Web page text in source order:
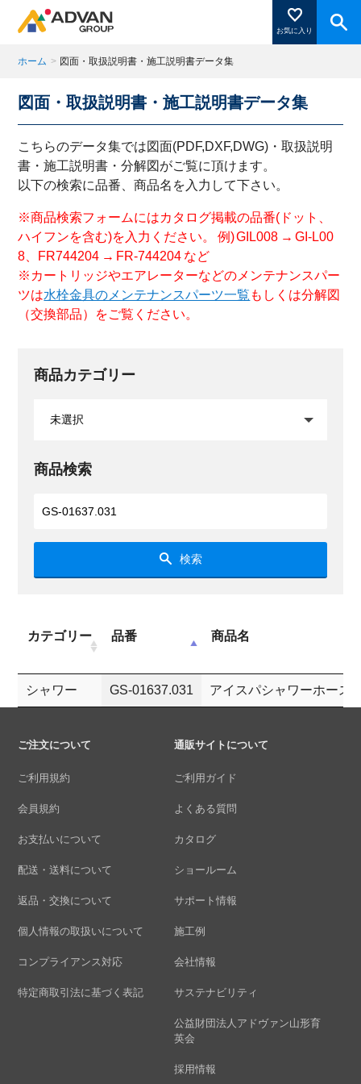
お気に入り
商品ページにある「お気に入り登録」を押すと登録した
商品がここに表示されます。
ホーム > 図面・取扱説明書・施工説明書データ集
図面・取扱説明書・施工説明書データ集
こちらのデータ集では図面(PDF,DXF,DWG)・取扱説明
書・施工説明書・分解図がご覧に頂けます。
以下の検索に品番、商品名を入力して下さい。
※商品検索フォームにはカタログ掲載の品番(ドット、
ハイフンを含む)を入力ください。 例) GIL008 → GI-L00
8、FR744204 → FR-744204 など
※カートリッジやエアレーターなどのメンテナンスパー
ツは水栓金具のメンテナンスパーツ一覧 もしくは分解図
（交換部品）をご覧ください。
商品カテゴリー
商品検索
検索
カテゴリー 品番 商品名
シャワー GS-01637.031 アイスパシャワーホース
ご注文について
ご利用規約
会員規約
お支払いについて
配送・送料について
返品・交換について
個人情報の取扱いについて
コンプライアンス対応
特定商取引法に基づく表記
通販サイトについて
ご利用ガイド
よくある質問
カタログ
ショールーム
サポート情報
施工例
会社情報
サステナビリティ
公益財団法人アドヴァン山形育
英会
採用情報